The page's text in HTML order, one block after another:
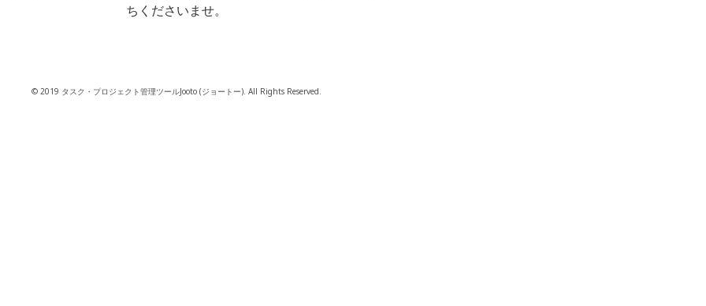
ちくださいませ。
© 2019 タスク・プロジェクト管理ツールJooto (ジョートー). All Rights Reserved.